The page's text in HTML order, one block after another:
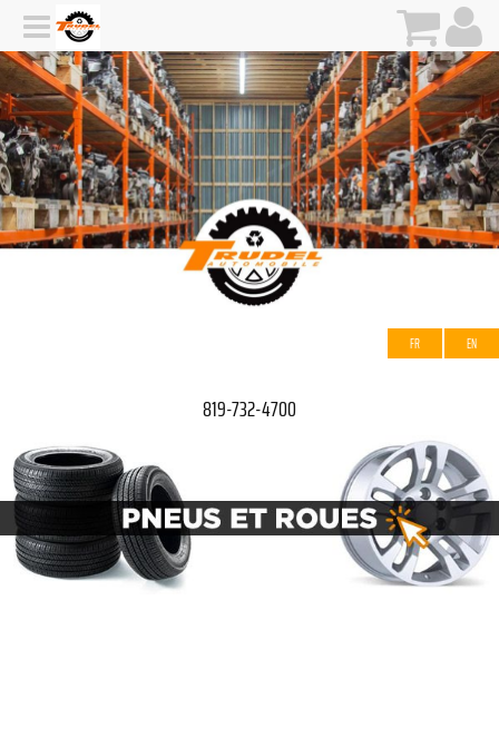
FR EN
819-732-4700